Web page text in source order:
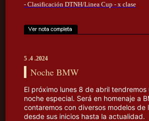
- Clasificación DTNH/Linea Cup - x clase
5 .4 .2024
Noche BMW
El próximo lunes 8 de abril tendremos
noche especial. Será en homenaje a
contaremos con diversos modelos de
desde sus inicios hasta la actualidad.